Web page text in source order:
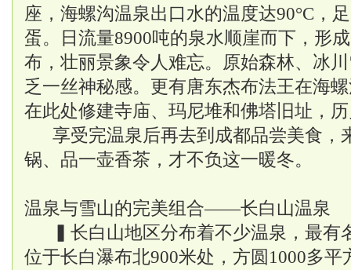
座，海螺沟温泉出口水的温度达90°C，
蛋。日流量8900吨的泉水顺崖而下，形
布，壮丽景象令人难忘。原始森林、冰
乏一丝神秘感。更有唐东杰布法王在海
在此处修建寺庙、玛尼堆和佛塔旧址，
享受完温泉后再去到成都品尝美食，
锅、品一壶香茶，才不负这一暖冬。
温泉与雪山的完美组合——长白山温泉
▍长白山地区分布着不少温泉，最有
位于长白瀑布北900米处，方圆1000多